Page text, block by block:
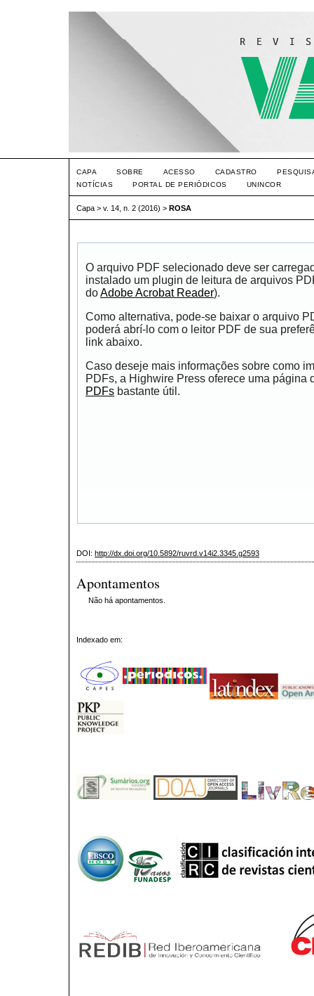
CAPA SOBRE ACESSO CADASTRO
NOTÍCIAS
PORTAL DE PERIÓDICOS UNINCOR
Capa > v. 14, n. 2 (2016) > ROSA
O arquivo PDF selecionado deve ser
instalado um plugin de leitura de arquivos
doAdobe Acrobat Reader).
Como alternativa, pode-se baixar o arquivo
poderá abrí-lo com o leitor PDF de sua
link abaixo.
Caso deseje mais informações sobre como
PDFs, a Highwire Press oferece uma página
PDFs bastante útil.
DOI: http://dx.doi.org/10.5892/ruvrd.v14i2.3345.g2593
Apontamentos
Não há apontamentos.
Indexado em: